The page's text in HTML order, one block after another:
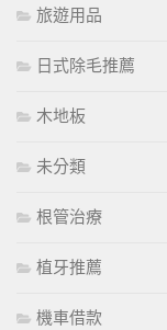
旅遊用品
日式除毛推薦
木地板
未分類
根管治療
植牙推薦
機車借款